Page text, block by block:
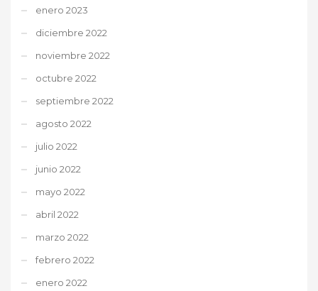
enero 2023
diciembre 2022
noviembre 2022
octubre 2022
septiembre 2022
agosto 2022
julio 2022
junio 2022
mayo 2022
abril 2022
marzo 2022
febrero 2022
enero 2022